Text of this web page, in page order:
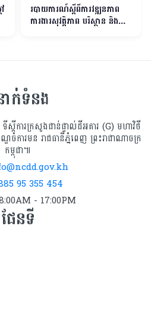
របាយការណ៍ស្តីពីការវឌ្ឍនភាព
ការងារសុវត្ដិភាព បរិស្ថាន និង
ក់ទំនង
ដីការក្រសួង​ជាន់ផ្ទាល់ដីអគារ (G) មហាវិថី
ឌចំការមន រាជធានីភ្នំពេញ ព្រះរាជាណាចក្រ
កម្ពុជា៕
95 355 454
- 17:00PM
ផែនទី